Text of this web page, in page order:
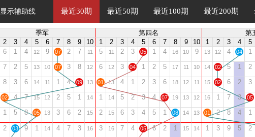
显示辅助线 最近30期 最近50期 最近100期 最近200期
季军 第四名
第
2 3 4 5 6 7 8 9 10 1 2 3 4 5 6 7 8 9 10 1 2 3 4
5
6 1 4 12 9 07 2 7 11 5 11 2 3 05 1 4 16 10 9 13 12 4 04 1
7 2 5 13 10 07 3 8 12 6 12 3 04 1 2 5 17 11 10 14 02 5 1 2
8 3 6 14 11 1 4 09 13 01 13 4 1 2 3 6 18 12 11 15 02 6 2 3
02 4 7 15 12 2 5 1 14 1 14 5 2 3 4 07 19 13 12 16 1 7 3 05
1 5 8 05 13 3 6 2 15 2 15 6 3 4 5 1 08 14 13 01 2 8 4 1
2 03 9 1 14 4 7 3 16 3 16 7 4 05 6 2 1 15 14 1 3 9 5 2